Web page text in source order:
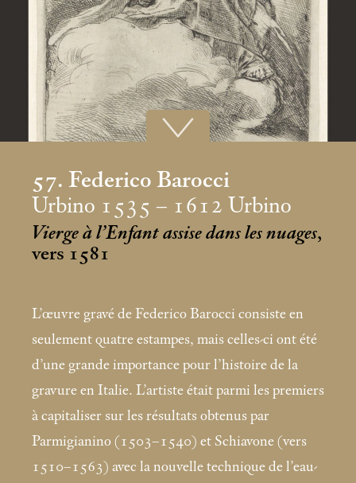
57. Federico Barocci
Urbino 1535 – 1612 Urbino
Vierge à l’Enfant assise dans les nuages,
vers 1581
L’œuvre gravé de Federico Barocci consiste en
seulement quatre estampes, mais celles-ci ont été
d’une grande importance pour l’histoire de la
gravure en Italie. L’artiste était parmi les premiers
à capitaliser sur les résultats obtenus par
Parmigianino (1503–1540) et Schiavone (vers
1510–1563) avec la nouvelle technique de l’eau-